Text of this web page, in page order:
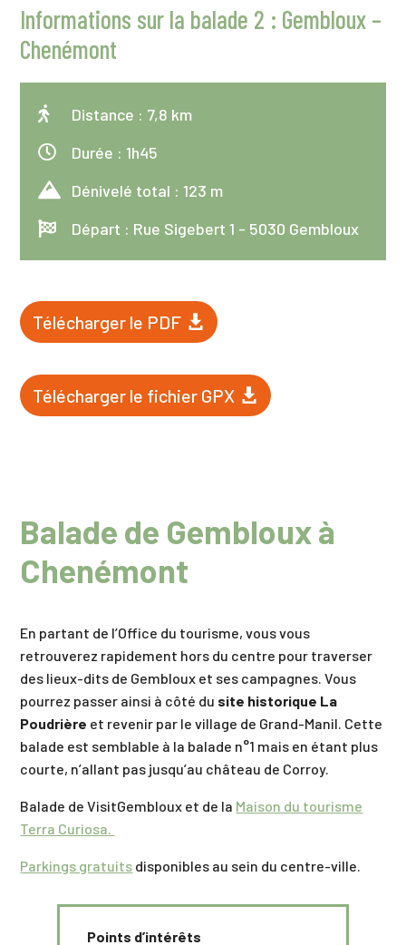
Informations sur la balade 2 : Gembloux –
Chenémont
 Distance : 7,8 km
 Durée : 1h45
 Dénivelé total : 123 m
 Départ : Rue Sigebert 1 - 5030 Gembloux
Télécharger le PDF
Télécharger le fichier GPX
Balade de Gembloux à
Chenémont
En partant de l’Office du tourisme, vous vous
retrouverez rapidement hors du centre pour traverser
des lieux-dits de Gembloux et ses campagnes. Vous
pourrez passer ainsi à côté du site historique La
Poudrière et revenir par le village de Grand-Manil. Cette
balade est semblable à la balade n°1 mais en étant plus
courte, n’allant pas jusqu’au château de Corroy.
Balade de VisitGembloux et de la Maison du tourisme
Terra Curiosa.
Parkings gratuits disponibles au sein du centre-ville.
Points d’intérêts